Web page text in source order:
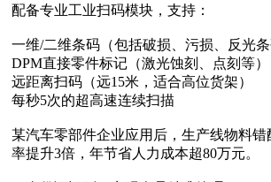
配备专业工业扫码模块，支持：
一维/二维条码（包括破损、污损、反光条
DPM直接零件标记（激光蚀刻、点刻等）
远距离扫码（远15米，适合高位货架）
每秒5次的超高速连续扫描
某汽车零部件企业应用后，生产线物料
率提升3倍，年节省人力成本超80万元。